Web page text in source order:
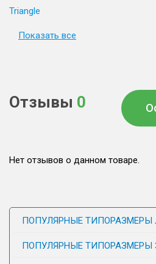
Triangle
Показать все
Отзывы 0
Нет отзывов о данном товаре.
ПОПУЛЯРНЫЕ ТИПОРАЗМЕРЫ
ПОПУЛЯРНЫЕ